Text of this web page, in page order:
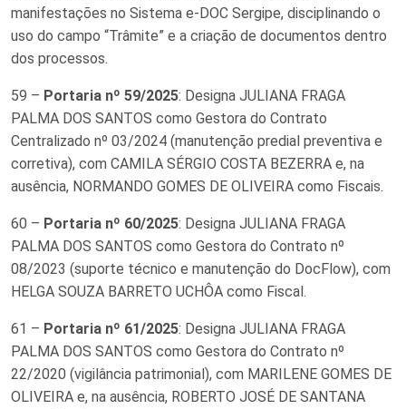
manifestações no Sistema e-DOC Sergipe, disciplinando o
uso do campo “Trâmite” e a criação de documentos dentro
dos processos.
59 – Portaria nº 59/2025: Designa JULIANA FRAGA
PALMA DOS SANTOS como Gestora do Contrato
Centralizado nº 03/2024 (manutenção predial preventiva e
corretiva), com CAMILA SÉRGIO COSTA BEZERRA e, na
ausência, NORMANDO GOMES DE OLIVEIRA como Fiscais.
60 – Portaria nº 60/2025: Designa JULIANA FRAGA
PALMA DOS SANTOS como Gestora do Contrato nº
08/2023 (suporte técnico e manutenção do DocFlow), com
HELGA SOUZA BARRETO UCHÔA como Fiscal.
61 – Portaria nº 61/2025: Designa JULIANA FRAGA
PALMA DOS SANTOS como Gestora do Contrato nº
22/2020 (vigilância patrimonial), com MARILENE GOMES DE
OLIVEIRA e, na ausência, ROBERTO JOSÉ DE SANTANA